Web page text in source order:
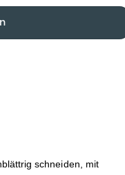
schneiden, mit